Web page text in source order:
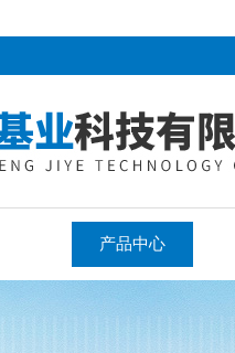
产品中心